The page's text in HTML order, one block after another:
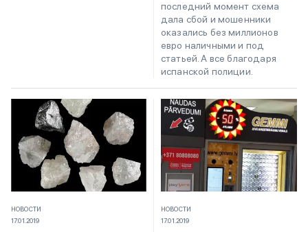
последний момент схема
дала сбой и мошенники
оказались без миллионов
евро наличными и под
статьей. А все благодаря
испанской полиции.
НОВОСТИ
17.01.2019
НОВОСТИ
17.01.2019